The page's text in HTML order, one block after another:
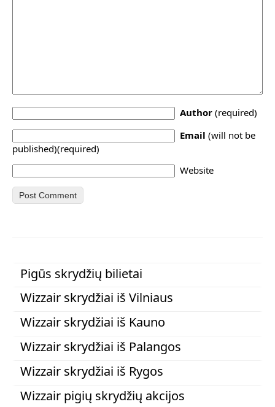
Author (required)
Email (will not be
published)(required)
Website
Pigūs skrydžių bilietai
Wizzair skrydžiai iš Vilniaus
Wizzair skrydžiai iš Kauno
Wizzair skrydžiai iš Palangos
Wizzair skrydžiai iš Rygos
Wizzair pigių skrydžių akcijos